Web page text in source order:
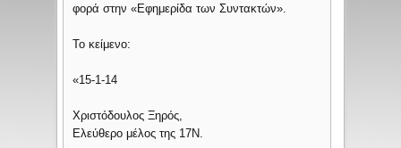
φορά στην «Εφημερίδα των Συντακτών».
Το κείμενο:
«15-1-14
Χριστόδουλος Ξηρός,
Ελεύθερο μέλος της 17Ν.